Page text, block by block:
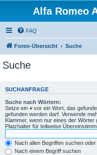
Alfa Romeo
FAQ
Foren-Übersicht Suche
Suche
SUCHANFRAGE
Suche nach Wörtern:
Setze ein + vor ein Wort, das
gefunden werden darf. Verwende
Klammer, wenn nur eines der
Platzhalter für teilweise
Nach allen Begriffen suchen
Nach einem Begriff suchen